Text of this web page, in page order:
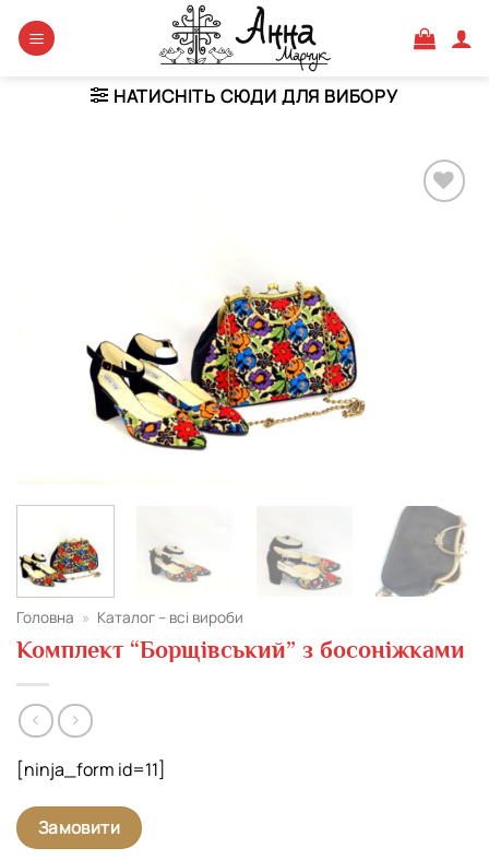
НАТИСНІТЬ СЮДИ ДЛЯ ВИБОРУ
Головна » Каталог – всі вироби
Комплект “Борщівський” з босоніжками
[ninja_form id=11]
Замовити